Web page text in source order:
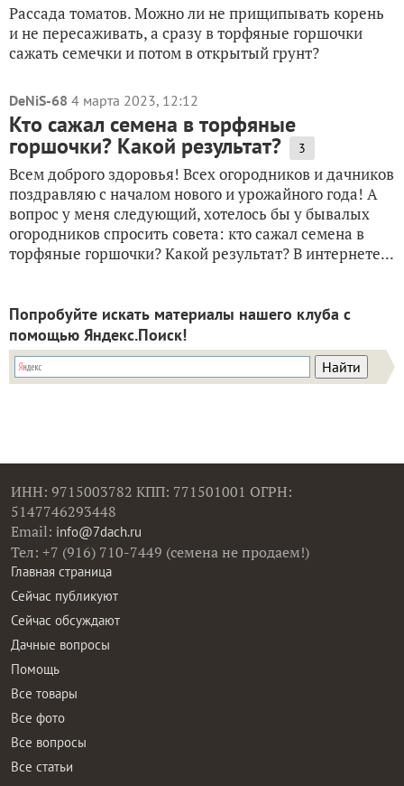
Рассада томатов. Можно ли не прищипывать корень
и не пересаживать, а сразу в торфяные горшочки
сажать семечки и потом в открытый грунт?
DeNiS-68 4 марта 2023, 12:12
Кто сажал семена в торфяные
горшочки? Какой результат? 3
Всем доброго здоровья! Всех огородников и дачников
поздравляю с началом нового и урожайного года! А
вопрос у меня следующий, хотелось бы у бывалых
огородников спросить совета: кто сажал семена в
торфяные горшочки? Какой результат? В интернете...
Попробуйте искать материалы нашего клуба с
помощью Яндекс.Поиск!
ИНН: 9715003782 КПП: 771501001 ОГРН:
5147746293448
Email: info@7dach.ru
Тел: +7 (916) 710-7449 (семена не продаем!)
Главная страница
Сейчас публикуют
Сейчас обсуждают
Дачные вопросы
Помощь
Все товары
Все фото
Все вопросы
Все статьи